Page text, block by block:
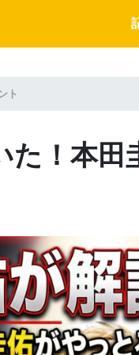
ト
た！本田